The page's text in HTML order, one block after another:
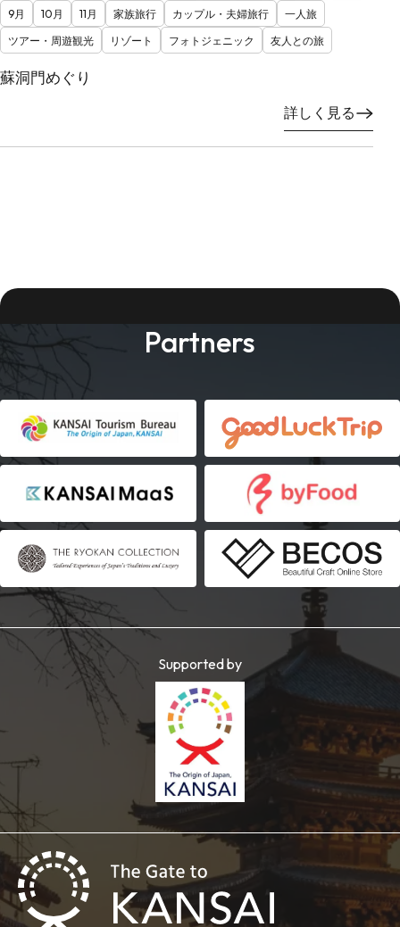
9月
10月 11月 家族旅行 カップル・夫婦旅行
一人旅
ツアー・周遊観光
リゾート フォトジェニック 友人との旅
蘇洞門めぐり
詳しく見る
Partners
Supported by